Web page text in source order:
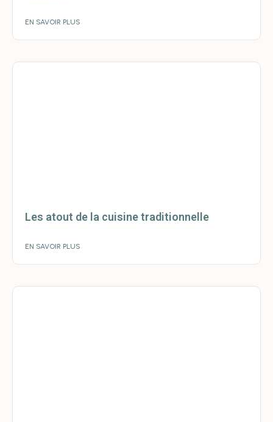
EN SAVOIR PLUS
Les atout de la cuisine traditionnelle
EN SAVOIR PLUS